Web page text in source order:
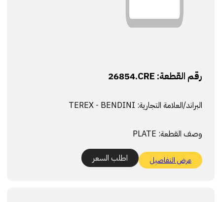
رقم القطعة: 26854.CRE
البراند/العلامة التجارية:
وصف القطعة:
عرض التفاصيل اطلب السعر